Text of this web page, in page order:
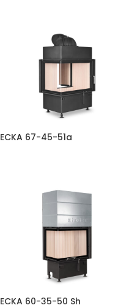
ECKA 67-45-51a
ECKA 60-35-50 Sh